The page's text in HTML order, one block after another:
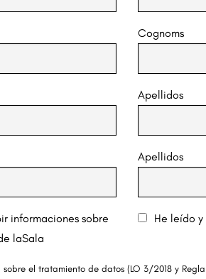
Cognoms
Apellidos
Apellidos
informaciones sobre
laSala
He leído
el tratamiento de datos (LO 3/2018 y